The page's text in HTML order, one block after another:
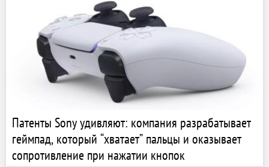
Патенты Sony удивляют: компания разрабатывает
геймпад, который “хватает” пальцы и оказывает
сопротивление при нажатии кнопок